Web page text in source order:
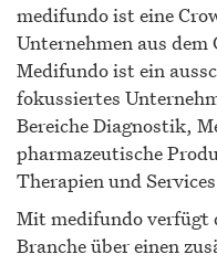
medifundo ist eine
Unternehmen aus dem
Medifundo ist ein
fokussiertes
Bereiche Diagnostik,
pharmazeutische
Therapien und
Mit medifundo verfügt
Branche über einen